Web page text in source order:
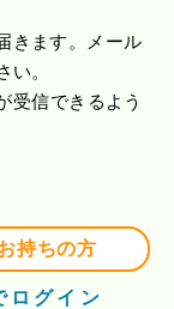
きます。メール
い。
受信できるよう
持ちの方
ログイン